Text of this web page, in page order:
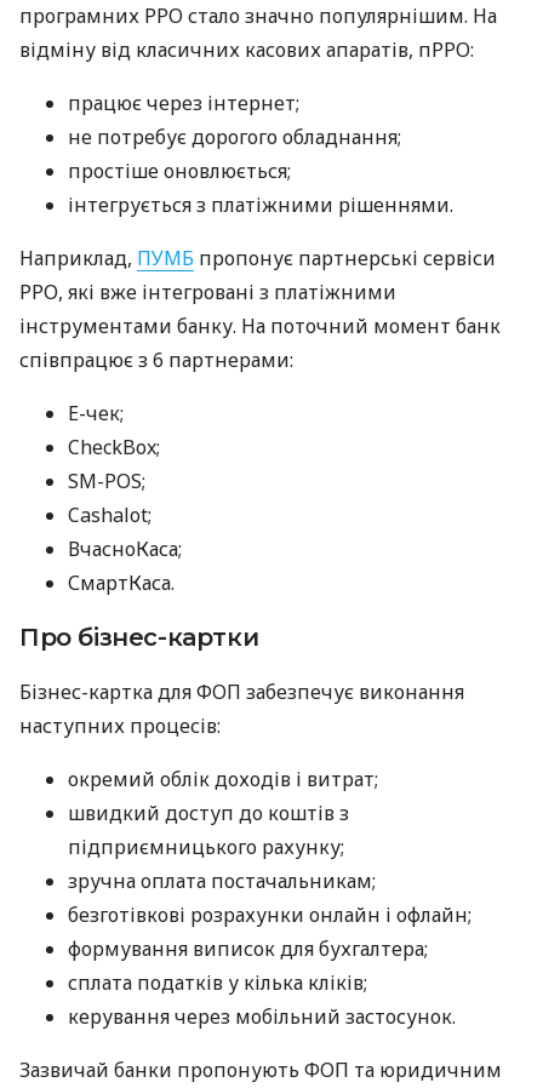
програмних РРО стало значно популярнішим. На
відміну від класичних касових апаратів, пРРО:
працює через інтернет;
не потребує дорогого обладнання;
простіше оновлюється;
інтегрується з платіжними рішеннями.
Наприклад, ПУМБ пропонує партнерські сервіси
РРО, які вже інтегровані з платіжними
інструментами банку. На поточний момент банк
співпрацює з 6 партнерами:
E-чек;
CheckBox;
SM-POS;
Cashalot;
ВчасноКаса;
СмартКаса.
Про бізнес-картки
Бізнес-картка для ФОП забезпечує виконання
наступних процесів:
окремий облік доходів і витрат;
швидкий доступ до коштів з
підприємницького рахунку;
зручна оплата постачальникам;
безготівкові розрахунки онлайн і офлайн;
формування виписок для бухгалтера;
сплата податків у кілька кліків;
керування через мобільний застосунок.
Зазвичай банки пропонують ФОП та юридичним